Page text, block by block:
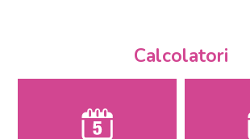
Calcolatori